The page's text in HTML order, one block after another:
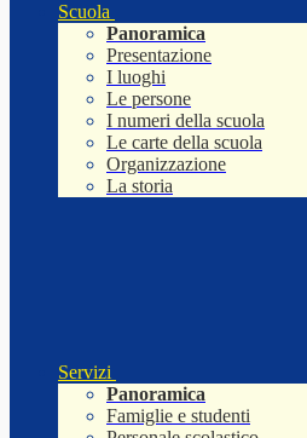
Scuola
Panoramica
Presentazione
I luoghi
Le persone
I numeri della scuola
Le carte della scuola
Organizzazione
La storia
Servizi
Panoramica
Famiglie e studenti